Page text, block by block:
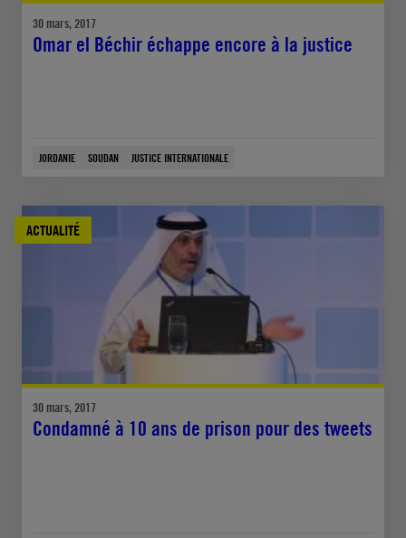
30 mars, 2017
Omar el Béchir échappe encore à la justice
JORDANIE SOUDAN JUSTICE INTERNATIONALE
ACTUALITÉ
30 mars, 2017
Condamné à 10 ans de prison pour des tweets